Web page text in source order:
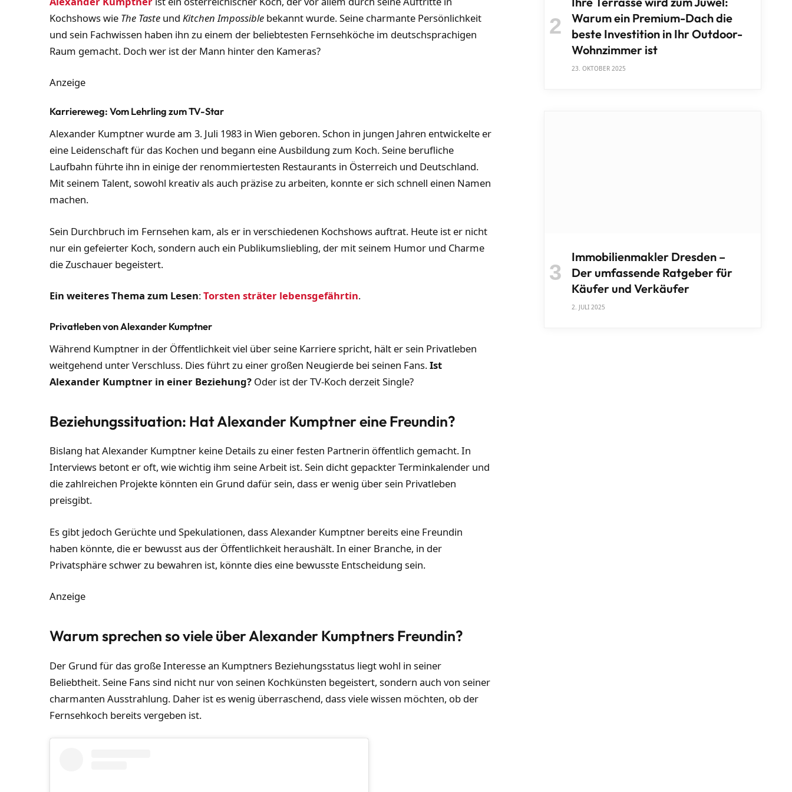
Kochshows wie The Taste und Kitchen Impossible bekannt wurde. Seine charmante Persönlichkeit
und sein Fachwissen haben ihn zu einem der beliebtesten Fernsehköche im deutschsprachigen
Raum gemacht. Doch wer ist der Mann hinter den Kameras?
Anzeige
Karriereweg: Vom Lehrling zum TV-Star
Alexander Kumptner wurde am 3. Juli 1983 in Wien geboren. Schon in jungen Jahren entwickelte er
eine Leidenschaft für das Kochen und begann eine Ausbildung zum Koch. Seine berufliche
Laufbahn führte ihn in einige der renommiertesten Restaurants in Österreich und Deutschland.
Mit seinem Talent, sowohl kreativ als auch präzise zu arbeiten, konnte er sich schnell einen Namen
machen.
Sein Durchbruch im Fernsehen kam, als er in verschiedenen Kochshows auftrat. Heute ist er nicht
nur ein gefeierter Koch, sondern auch ein Publikumsliebling, der mit seinem Humor und Charme
die Zuschauer begeistert.
Ein weiteres Thema zum Lesen:Torsten sträter lebensgefährtin.
Privatleben von Alexander Kumptner
Während Kumptner in der Öffentlichkeit viel über seine Karriere spricht, hält er sein Privatleben
weitgehend unter Verschluss. Dies führt zu einer großen Neugierde bei seinen Fans.Ist
Alexander Kumptner in einer Beziehung? Oder ist der TV-Koch derzeit Single?
Beziehungssituation: Hat Alexander Kumptner eine Freundin?
Bislang hat Alexander Kumptner keine Details zu einer festen Partnerin öffentlich gemacht. In
Interviews betont er oft, wie wichtig ihm seine Arbeit ist. Sein dicht gepackter Terminkalender und
die zahlreichen Projekte könnten ein Grund dafür sein, dass er wenig über sein Privatleben
preisgibt.
Es gibt jedoch Gerüchte und Spekulationen, dass Alexander Kumptner bereits eine Freundin
haben könnte, die er bewusst aus der Öffentlichkeit heraushält. In einer Branche, in der
Privatsphäre schwer zu bewahren ist, könnte dies eine bewusste Entscheidung sein.
Anzeige
Warum sprechen so viele über Alexander Kumptners Freundin?
Der Grund für das große Interesse an Kumptners Beziehungsstatus liegt wohl in seiner
Beliebtheit. Seine Fans sind nicht nur von seinen Kochkünsten begeistert, sondern auch von seiner
charmanten Ausstrahlung. Daher ist es wenig überraschend, dass viele wissen möchten, ob der
Fernsehkoch bereits vergeben ist.
Warum ein Premium-Dach die
beste Investition in Ihr Outdoor-
Wohnzimmer ist
23. OKTOBER 2025
Immobilienmakler Dresden –
Der umfassende Ratgeber für
Käufer und Verkäufer
2. JULI 2025